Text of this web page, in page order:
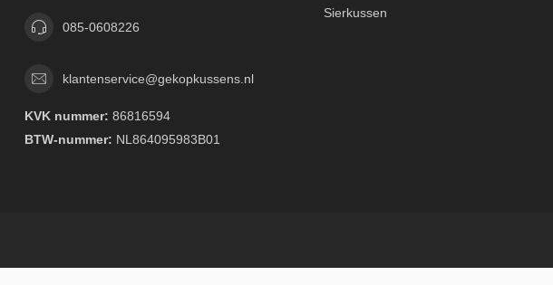
085-0608226
klantenservice@gekopkussens.nl
KVK nummer: 86816594
BTW-nummer: NL864095983B01
Sierkussen